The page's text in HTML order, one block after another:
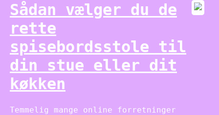
Sådan vælger du de
rette
spisebordsstole til
din stue eller dit
køkken
Temmelig mange online forretninger